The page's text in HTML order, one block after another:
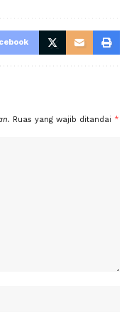
Ruas yang wajib ditandai *